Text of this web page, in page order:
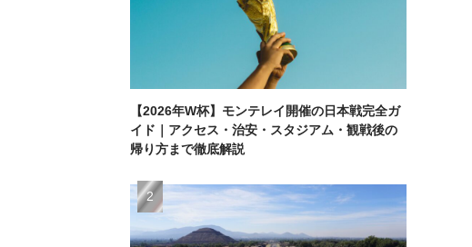
【2026年W杯】モンテレイ開催の日本戦完全ガ
イド｜アクセス・治安・スタジアム・観戦後の
帰り方まで徹底解説